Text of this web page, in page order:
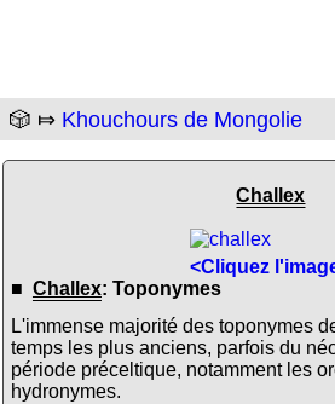
🎲 ⤇ Khouchours de Mongolie
Challex
<Cliquez
■ Challex: Toponymes
L'immense majorité des toponymes
temps les plus anciens, parfois du
période préceltique, notamment les
hydronymes.